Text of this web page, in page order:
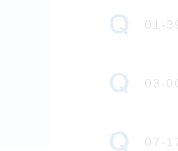
01-
03-
07-